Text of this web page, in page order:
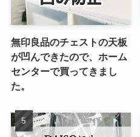
無印良品のチェストの天板
が凹んできたので、ホーム
センターで買ってきまし
た。